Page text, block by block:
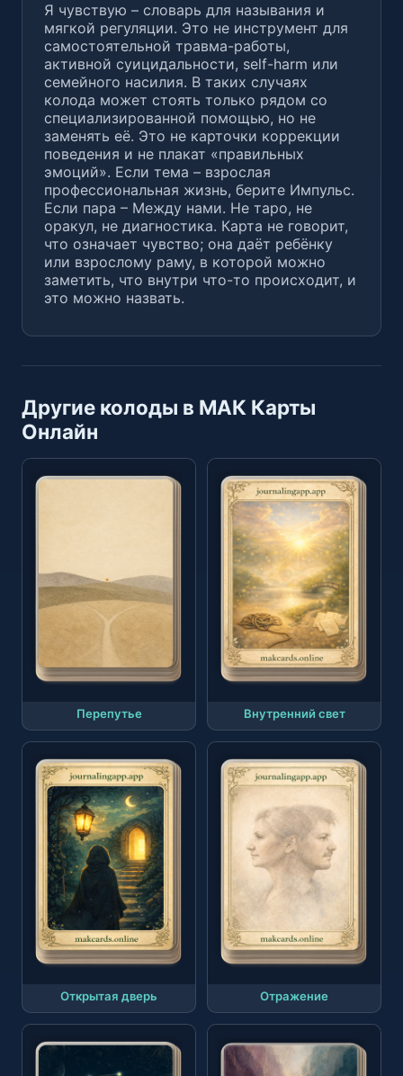
Я чувствую – словарь для называния и
мягкой регуляции. Это не инструмент для
самостоятельной травма-работы,
активной суицидальности, self-harm или
семейного насилия. В таких случаях
колода может стоять только рядом со
специализированной помощью, но не
заменять её. Это не карточки коррекции
поведения и не плакат «правильных
эмоций». Если тема – взрослая
профессиональная жизнь, берите Импульс.
Если пара – Между нами. Не таро, не
оракул, не диагностика. Карта не говорит,
что означает чувство; она даёт ребёнку
или взрослому раму, в которой можно
заметить, что внутри что-то происходит, и
это можно назвать.
Другие колоды в МАК Карты
Онлайн
Перепутье Внутренний свет
Открытая дверь Отражение